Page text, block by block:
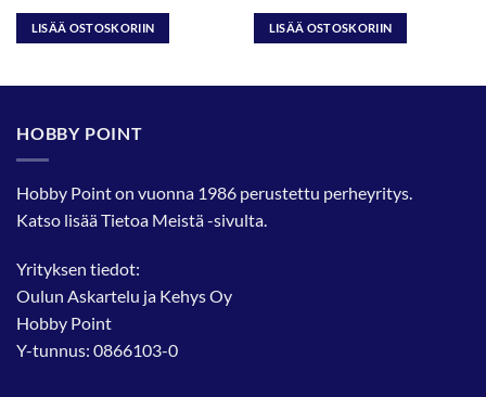
LISÄÄ OSTOSKORIIN LISÄÄ OSTOSKORIIN
HOBBY POINT
Hobby Point on vuonna 1986 perustettu perheyritys.
Katso lisääTietoa Meistä-sivulta.
Yrityksen tiedot:
Oulun Askartelu ja Kehys Oy
Hobby Point
Y-tunnus: 0866103-0